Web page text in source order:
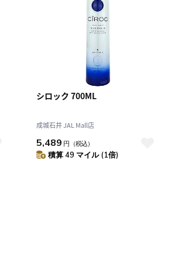
シロック 700ML
成城石井 JAL Mall店
5,489 円 （税込）
積算 49 マイル (1倍)